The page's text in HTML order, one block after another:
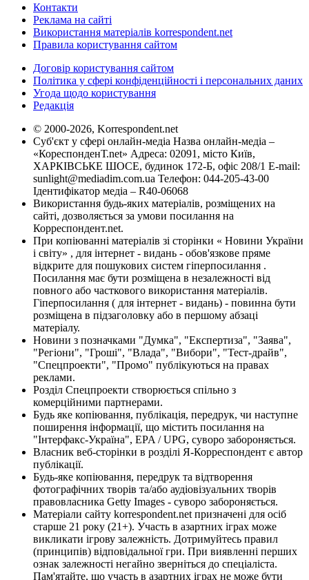
Контакти
Реклама на сайті
Використання матеріалів korrespondent.net
Правила користування сайтом
Договір користування сайтом
Політика у сфері конфіденційності і персональних даних
Угода щодо користування
Редакція
© 2000-2026, Korrespondent.net
Суб'єкт у сфері онлайн-медіа Назва онлайн-медіа –
«КореспонденТ.net» Адреса: 02091, місто Київ,
ХАРКІВСЬКЕ ШОСЕ, будинок 172-Б, офіс 208/1 E-mail:
sunlight@mediadim.com.ua Телефон: 044-205-43-00
Ідентифікатор медіа – R40-06068
Використання будь-яких матеріалів, розміщених на
сайті, дозволяється за умови посилання на
Корреспондент.net.
При копіюванні матеріалів зі сторінки « Новини України
і світу» , для інтернет - видань - обов'язкове пряме
відкрите для пошукових систем гіперпосилання .
Посилання має бути розміщена в незалежності від
повного або часткового використання матеріалів.
Гіперпосилання ( для інтернет - видань) - повинна бути
розміщена в підзаголовку або в першому абзаці
матеріалу.
Новини з позначками "Думка", "Експертиза", "Заява",
"Регіони", "Гроші", "Влада", "Вибори", "Тест-драйв",
"Спецпроекти", "Промо" публікуються на правах
реклами.
Розділ Спецпроекти створюється спільно з
комерційними партнерами.
Будь яке копіювання, публікація, передрук, чи наступне
поширення інформації, що містить посилання на
"Інтерфакс-Україна", EPA / UPG, суворо забороняється.
Власник веб-сторінки в розділі Я-Корреспондент є автор
публікації.
Будь-яке копіювання, передрук та відтворення
фотографічних творів та/або аудіовізуальних творів
правовласника Getty Images - суворо забороняється.
Матеріали сайту korrespondent.net призначені для осіб
старше 21 року (21+). Участь в азартних іграх може
викликати ігрову залежність. Дотримуйтесь правил
(принципів) відповідальної гри. При виявленні перших
ознак залежності негайно зверніться до спеціаліста.
Пам'ятайте, що участь в азартних іграх не може бути